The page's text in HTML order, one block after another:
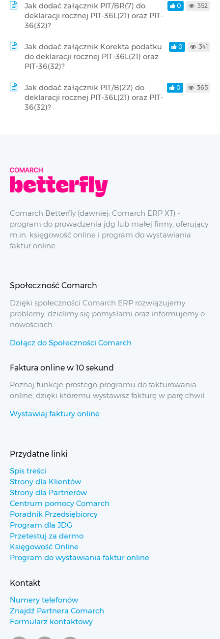
Jak dodać załącznik PIT/BR(7) do
deklaracji rocznej PIT-36L(21) oraz PIT-
36(32)?
0 352
Jak dodać załącznik Korekta podatku
do deklaracji rocznej PIT-36L(21) oraz
PIT-36(32)?
0 341
Jak dodać załącznik PIT/B(22) do
deklaracji rocznej PIT-36L(21) oraz PIT-
36(32)?
0 365
Comarch Betterfly (dawniej: Comarch ERP XT) -
program do prowadzenia jdg lub małej firmy, oferujący
m.in. księgowość online i program do wystawiania
faktur online.
Społeczność Comarch
Dzięki społeczności Comarch ERP rozwiązujemy
problemy, dzielimy się pomysłami oraz informujemy o
nowościach.
Dołącz do Społeczności Comarch
Faktura online w 10 sekund
Poznaj funkcje prostego programu do fakturowania
online, dzięki któremu wystawisz fakturę w parę chwil.
Wystawiaj faktury online
Przydatne linki
Spis treści
Strony dla Klientów
Strony dla Partnerów
Centrum pomocy Comarch
Poradnik Przedsiębiorcy
Program dla JDG
Przetestuj za darmo
Księgowość Online
Program do wystawiania faktur online
Kontakt
Numery telefonów
Znajdź Partnera Comarch
Formularz kontaktowy